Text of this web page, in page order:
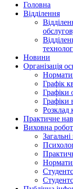
Головна
Відділення
Новини
Організація
Графік
Графіки
Графіки
Розклад
Практичне
Виховна
Загальні